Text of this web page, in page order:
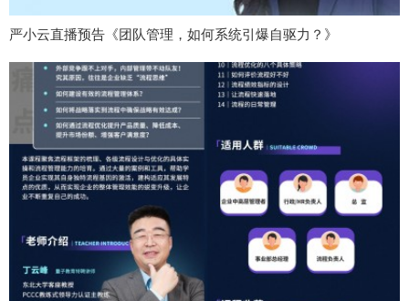
严小云直播预告《团队管理，如何系统引爆自驱力？》